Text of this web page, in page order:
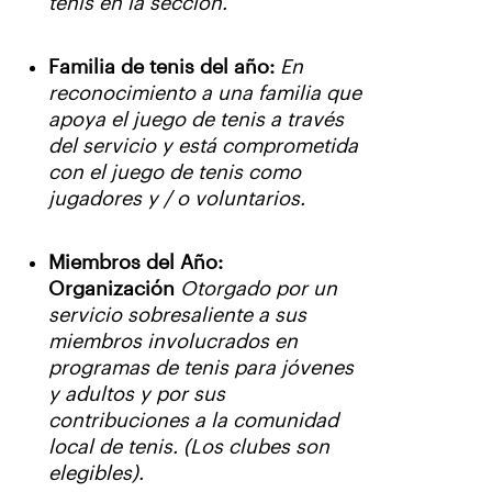
Familia de tenis del año: En
reconocimiento a una familia que
apoya el juego de tenis a través
del servicio y está comprometida
con el juego de tenis como
jugadores y / o voluntarios.
Miembros del Año:
Organización Otorgado por un
servicio sobresaliente a sus
miembros involucrados en
programas de tenis para jóvenes
y adultos y por sus
contribuciones a la comunidad
local de tenis. (Los clubes son
elegibles).